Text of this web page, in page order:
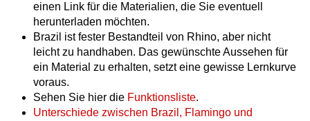
einen Link für die Materialien, die Sie eventuell
herunterladen möchten.
Brazil ist fester Bestandteil von Rhino, aber nicht
leicht zu handhaben. Das gewünschte Aussehen für
ein Material zu erhalten, setzt eine gewisse Lernkurve
voraus.
Sehen Sie hier die Funktionsliste.
Unterschiede zwischen Brazil, Flamingo und